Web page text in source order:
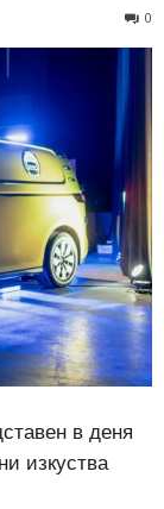
0
в деня
изкуства